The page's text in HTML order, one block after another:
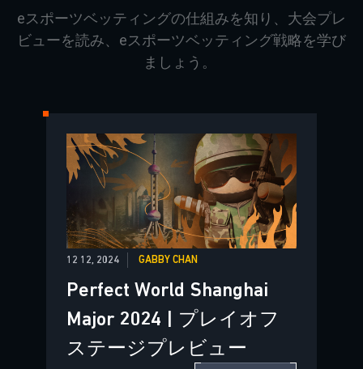
eスポーツベッティングの仕組みを知り、大会プレ
ビューを読み、eスポーツベッティング戦略を学び
ましょう。
12 12, 2024 GABBY CHAN
Perfect World Shanghai
Major 2024 | プレイオフ
ステージプレビュー